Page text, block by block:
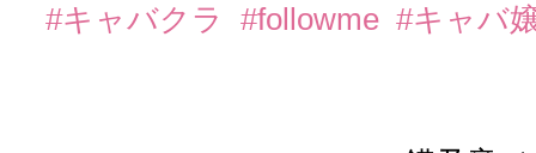
#キャバクラ
#followme #キャバ